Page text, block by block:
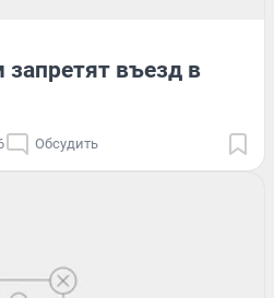
въезд в
Обсудить